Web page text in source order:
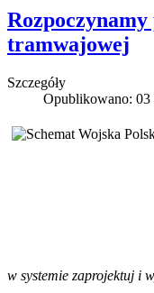
tramwajowej
Szczegóły
Opublikowano:
w systemie zaprojektuj i